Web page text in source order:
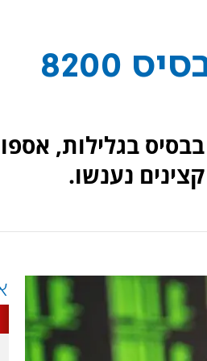
מחדל: צוות ביקורת הסתנן לבסיס 8200
בגלילות, אספו